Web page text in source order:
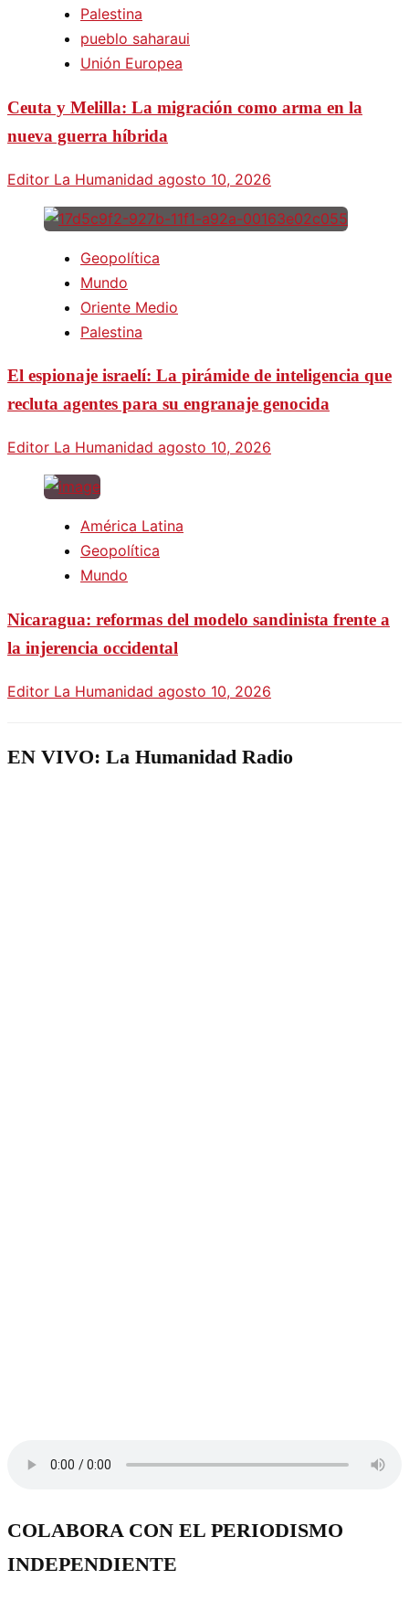
Palestina
pueblo saharaui
Unión Europea
Ceuta y Melilla: La migración como arma en la
nueva guerra híbrida
Editor La Humanidad agosto 10, 2026
Geopolítica
Mundo
Oriente Medio
Palestina
El espionaje israelí: La pirámide de inteligencia que
recluta agentes para su engranaje genocida
Editor La Humanidad agosto 10, 2026
América Latina
Geopolítica
Mundo
Nicaragua: reformas del modelo sandinista frente a
la injerencia occidental
Editor La Humanidad agosto 10, 2026
EN VIVO: La Humanidad Radio
COLABORA CON EL PERIODISMO
INDEPENDIENTE